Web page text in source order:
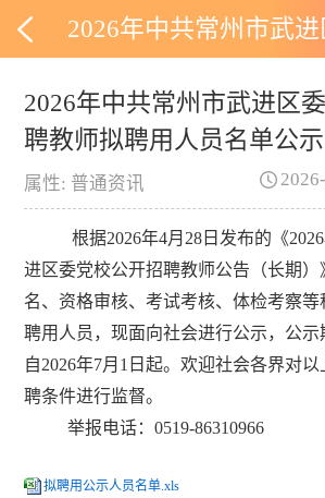
2026年中共常州市武
公开招聘教师拟聘用
示
2026年中共常州市武进区
聘教师拟聘用人员名单公示
属性: 普通资讯
根据2026年4月 28 日发布的《2026
进区委党校公开招聘教师公告 （长期）
名、资格审核、考试考核、体检考察等
聘用人员，现面向社会进行公示，公示
自2026年7月 1 日起。欢迎社会各界对
聘条件进行监督。
举报电话：0519-86310966
拟聘用公示人员名单.xls